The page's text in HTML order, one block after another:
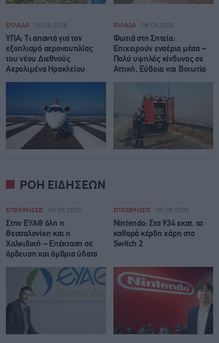
ΕΛΛΑΔΑ 06.08.2026
ΥΠΑ: Τι απαντά για τον
εξοπλισμό αεροναυτιλίας
του νέου Διεθνούς
Αερολιμένα Ηρακλείου
ΕΛΛΑΔΑ 06.08.2026
Φωτιά στη Σητεία:
Επιχειρούν εναέρια μέσα –
Πολύ υψηλός κίνδυνος σε
Αττική, Εύβοια και Βοιωτία
ΡΟΗ ΕΙΔΗΣΕΩΝ
ΕΠΙΧΕΙΡΗΣΕΙΣ 06.08.2026
Στην ΕΥΑΘ όλη η
Θεσσαλονίκη και η
Χαλκιδική – Επέκταση σε
άρδευση και όμβρια ύδατα
ΕΠΙΧΕΙΡΗΣΕΙΣ 06.08.2026
Nintendo: Στα 934 εκατ. τα
καθαρά κέρδη χάρη στο
Switch 2